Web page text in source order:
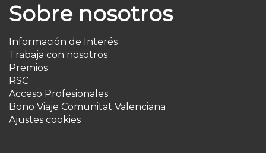
Sobre nosotros
Información de Interés
Trabaja con nosotros
Premios
RSC
Acceso Profesionales
Bono Viaje Comunitat Valenciana
Ajustes cookies